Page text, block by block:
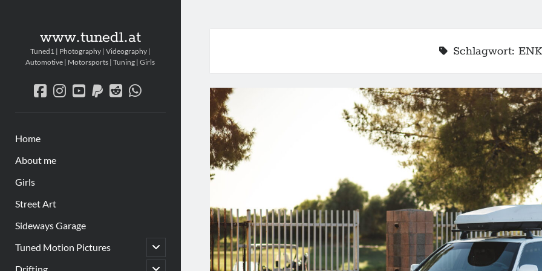
www.tuned1.at
Tuned1 | Photography | Videography |
Automotive | Motorsports | Tuning | Girls
facebook
instagram
youtube
paypal
redditwhatsapp
Home
About me
Girls
Street Art
Sideways Garage
Tuned Motion Pictures
Untermenü
öffnen
Untermenü
Schlagwort: